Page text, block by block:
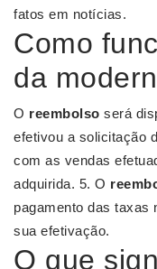
fatos em notícias.
Como
da
O reembolso será
efetivou a solicitação
com as vendas
adquirida. 5. O
pagamento das taxas
sua efetivação.
O que